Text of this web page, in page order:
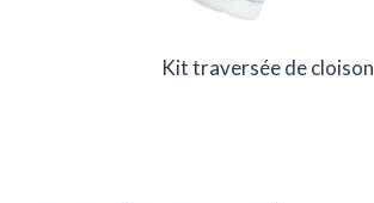
Kit traversée de cloison